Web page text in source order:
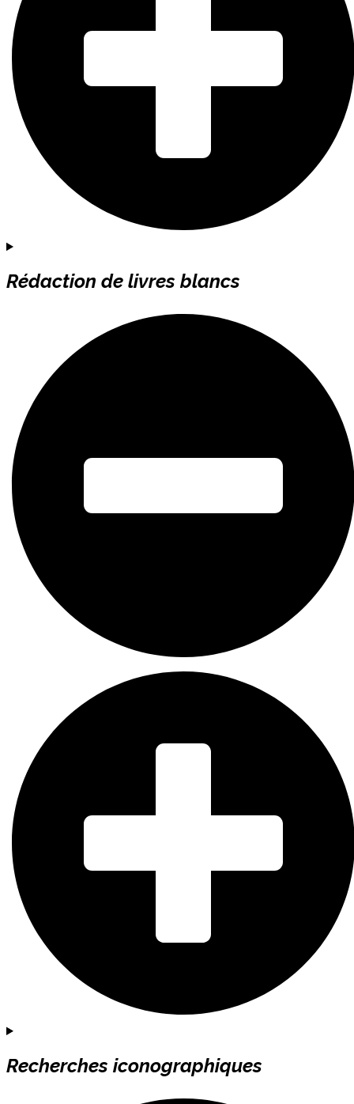
Rédaction de livres blancs
Recherches iconographiques